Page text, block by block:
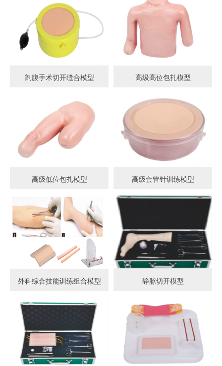
剖腹手术切开缝合模型 高级高位包扎模型
高级低位包扎模型 高级套管针训练模型
外科综合技能训练组合模型 静脉切开模型